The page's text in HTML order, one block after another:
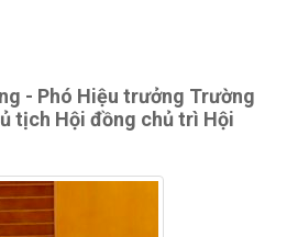
- Phó Hiệu trưởng Trường
tịch Hội đồng chủ trì Hội